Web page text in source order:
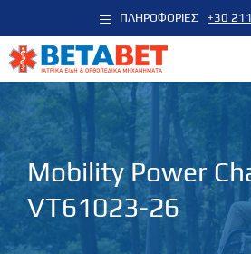
σε
περιεχόμενο
+30
ΠΛΗΡΟΦΟΡΙΕΣ
Mobility Power
VT61023-26